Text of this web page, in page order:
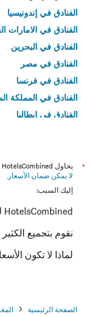
الفنادق في إندونيسيا
الفنادق في الامارات
الفنادق في البحرين
الفنادق في مصر
الفنادق في فرنسا
الفنادق في المملكة
الفنادق في إيطاليا
*
يحاول HotelsCombined بشكل دائم الحصول على الأسعار الدقيقة، ولكن
لا يمكن ضمان الأسعار .
إليك السبب:
HotelsCombined ليس البائع
نقوم بتجميع
لماذا لا تكون الأسعار
الصفحة الرئيسية